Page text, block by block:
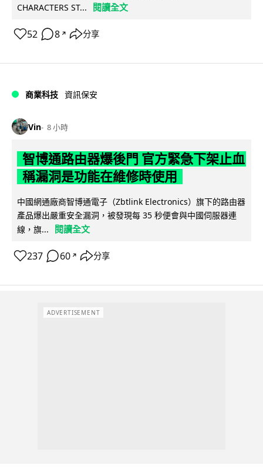
CHARACTERS ST...
閱讀全文
52 8 ↗ 分享
商業科技 資訊保安
Vin 8 小時
智博通路由器爆後門 官方緊急下架止血
稱漏洞是功能在維修時使用
中國網通廠商智博通電子（Zbtlink Electronics）旗下的路由器
產品爆出嚴重安全漏洞，被發現每 35 秒便會與中國伺服器連
線，旗...
閱讀全文
237 60 ↗ 分享
ADVERTISEMENT